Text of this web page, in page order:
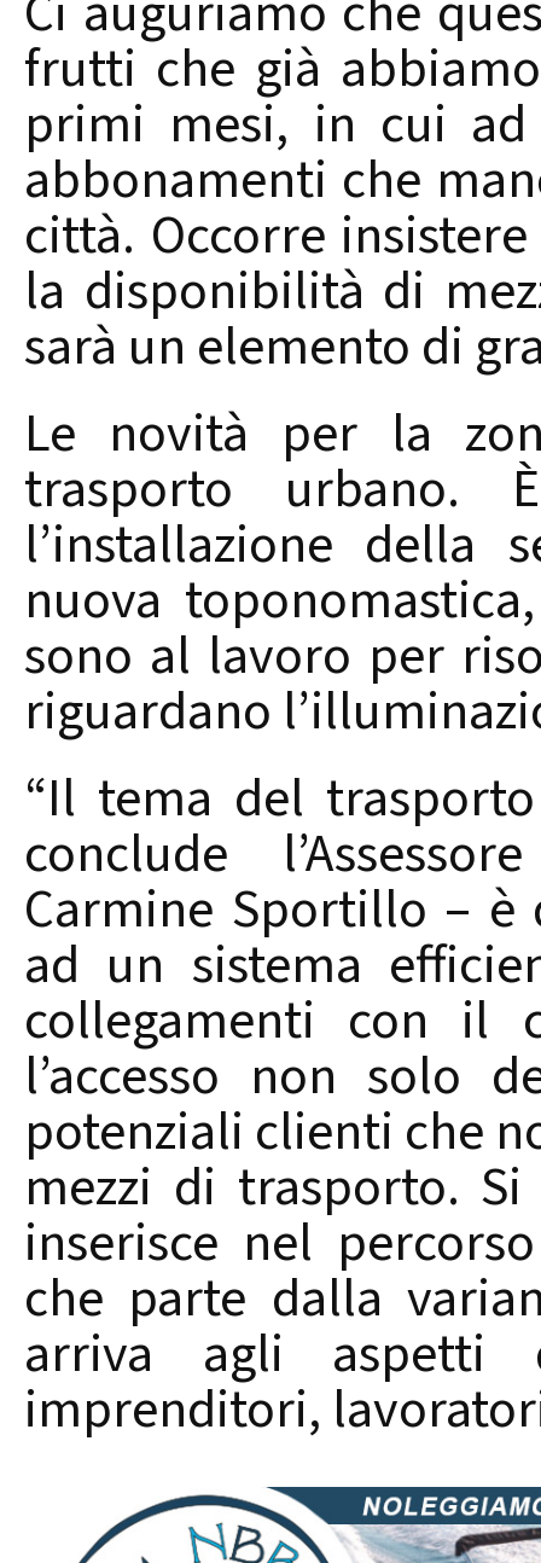
frutti che già
primi mesi, in cui
abbonamenti che
città. Occorre
la disponibilità di
sarà un elemento di
Le novità per la
trasporto urbano.
l’installazione della
nuova
sono al lavoro per
riguardano
“Il tema del
conclude
Carmine Sportillo – è
ad un sistema
collegamenti con il
l’accesso non solo
potenziali clienti che
mezzi di trasporto.
inserisce nel
che parte dalla
arriva agli aspetti
imprenditori,